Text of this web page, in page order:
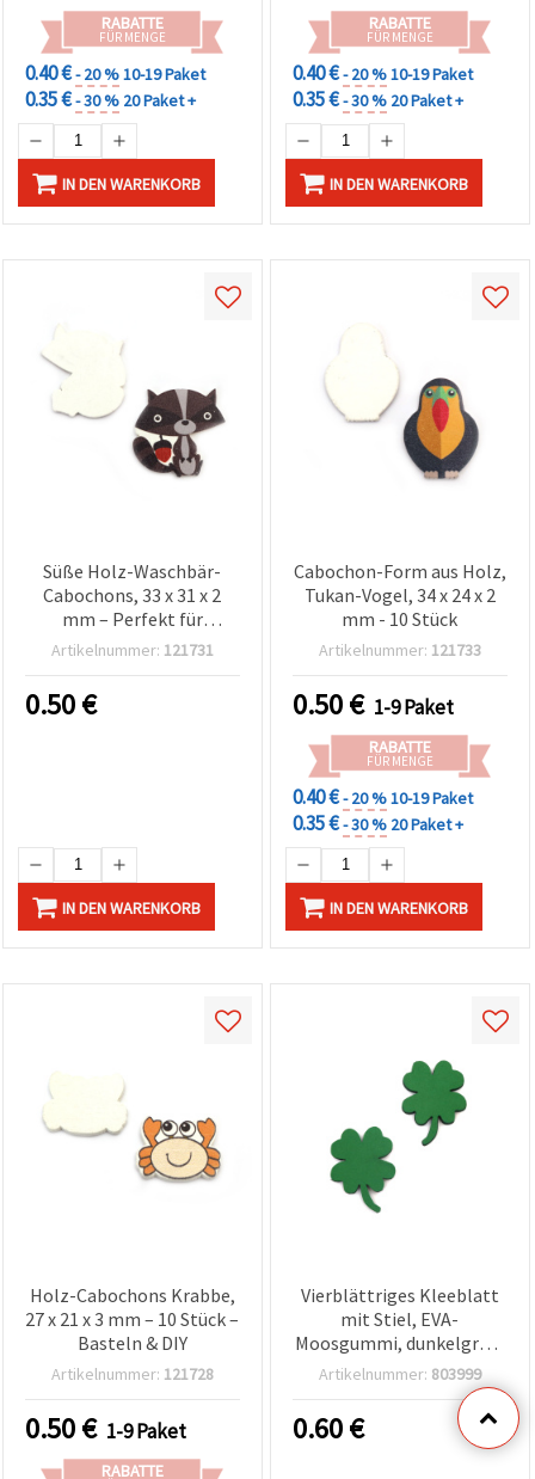
RABATTE
FÜR MENGE
0.40 €- 20 %10-19 Paket
0.35 €- 30 % 20 Paket +
IN DEN WARENKORB
RABATTE
FÜR MENGE
0.40 €- 20 %10-19 Paket
0.35 €- 30 % 20 Paket +
IN DEN WARENKORB
Süße Holz-Waschbär-
Cabochons, 33 x 31 x 2
mm – Perfekt für
Kinderbasteln,
10er Set (assortiert)
Artikelnummer: 121731
0.50€
IN DEN WARENKORB
Cabochon-Form aus Holz,
Tukan-Vogel, 34 x 24 x 2
mm - 10 Stück
Artikelnummer: 121733
0.50€ 1-9 Paket
RABATTE
FÜR MENGE
0.40 €- 20 %10-19 Paket
0.35 €- 30 % 20 Paket +
IN DEN WARENKORB
Holz-Cabochons Krabbe,
27 x 21 x 3 mm – 10 Stück –
Basteln & DIY
Artikelnummer: 121728
0.50€ 1-9 Paket
RABATTE
Vierblättriges Kleeblatt
mit Stiel, EVA-
Moosgummi, dunkelgrün,
38 x 28 x 3 mm, 10 Stück,
für Basteln, DIY und Deko
Artikelnummer: 803999
0.60€